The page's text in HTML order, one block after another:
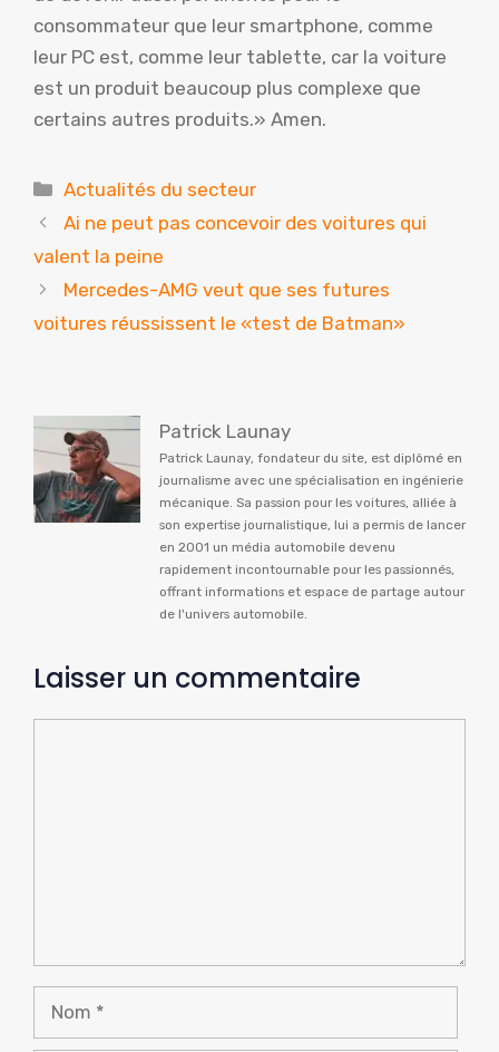
consommateur que leur smartphone, comme
leur PC est, comme leur tablette, car la voiture
est un produit beaucoup plus complexe que
certains autres produits.» Amen.
Catégories
Actualités du secteur
Ai ne peut pas concevoir des voitures qui
valent la peine
Mercedes-AMG veut que ses futures
voitures réussissent le «test de Batman»
Patrick Launay
Patrick Launay, fondateur du site, est diplômé en
journalisme avec une spécialisation en ingénierie
mécanique. Sa passion pour les voitures, alliée à
son expertise journalistique, lui a permis de lancer
en 2001 un média automobile devenu
rapidement incontournable pour les passionnés,
offrant informations et espace de partage autour
de l'univers automobile.
Laisser un commentaire
Nom